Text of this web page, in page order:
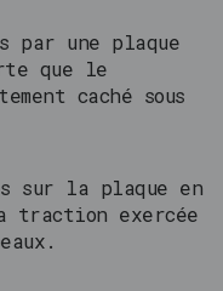
par une plaque
que le
caché sous
sur la plaque en
traction exercée